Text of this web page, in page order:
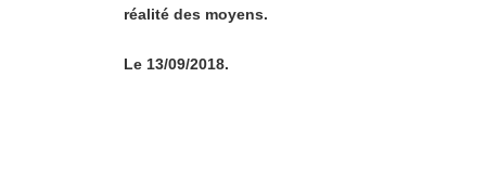
réalité des moyens.
Le 13/09/2018.